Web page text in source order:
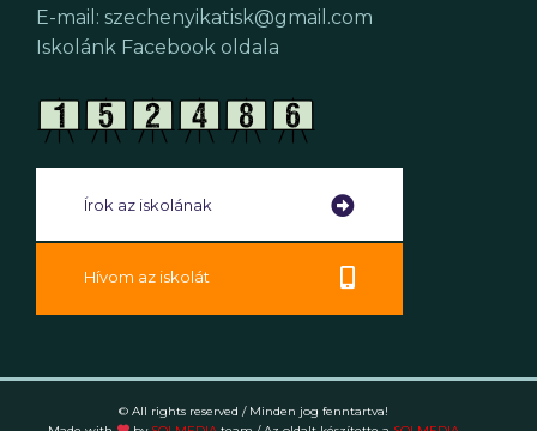
E-mail: szechenyikatisk@gmail.com
Iskolánk Facebook oldala
Írok az iskolának
Hívom az iskolát
© All rights reserved / Minden jog fenntartva!